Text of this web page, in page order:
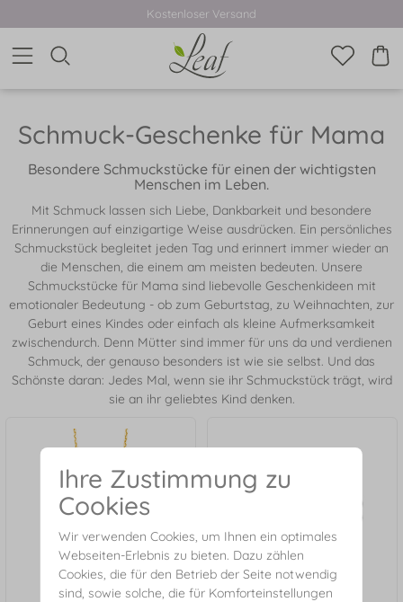
Kostenloser Versand
Schmuck-Geschenke für Mama
Besondere Schmuckstücke für einen der wichtigsten
Menschen im Leben.
Mit Schmuck lassen sich Liebe, Dankbarkeit und besondere
Erinnerungen auf einzigartige Weise ausdrücken. Ein persönliches
Schmuckstück begleitet jeden Tag und erinnert immer wieder an
die Menschen, die einem am meisten bedeuten. Unsere
Schmuckstücke für Mama sind liebevolle Geschenkideen mit
emotionaler Bedeutung - ob zum Geburtstag, zu Weihnachten, zur
Geburt eines Kindes oder einfach als kleine Aufmerksamkeit
zwischendurch. Denn Mütter sind immer für uns da und verdienen
Schmuck, der genauso besonders ist wie sie selbst. Und das
Schönste daran: Jedes Mal, wenn sie ihr Schmuckstück trägt, wird
sie an ihr geliebtes Kind denken.
Ihre Zustimmung zu
Cookies
Wir verwenden Cookies, um Ihnen ein optimales
Webseiten-Erlebnis zu bieten. Dazu zählen
Cookies, die für den Betrieb der Seite notwendig
sind, sowie solche, die für Komforteinstellungen